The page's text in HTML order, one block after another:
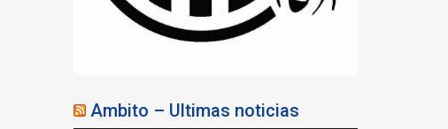
Ambito – Ultimas noticias